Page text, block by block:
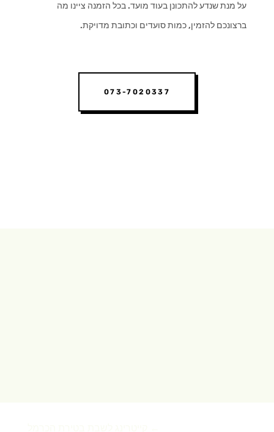
על מנת שנדע להתכונן בעוד מועד. בכל הזמנה ציינו מה
ברצונכם להזמין, כמות סועדים וכתובת מדויקת.
073-7020337